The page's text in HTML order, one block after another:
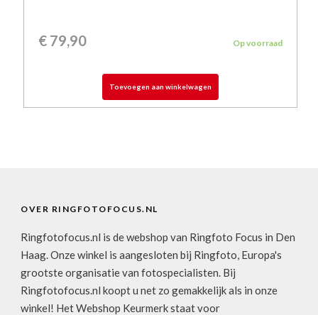
€79,90 Op voorraad
Toevoegen aan winkelwagen
OVER RINGFOTOFOCUS.NL
Ringfotofocus.nl is de webshop van Ringfoto Focus in Den
Haag. Onze winkel is aangesloten bij Ringfoto, Europa's
grootste organisatie van fotospecialisten. Bij
Ringfotofocus.nl koopt u net zo gemakkelijk als in onze
winkel! Het Webshop Keurmerk staat voor